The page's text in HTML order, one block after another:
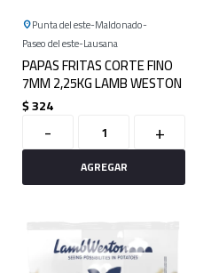
Punta del este Maldonado
Paseo del este Lausana
PAPAS FRITAS CORTE FINO
7MM 2,25KG LAMB WESTON
$324
- +